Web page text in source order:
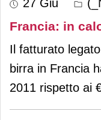
27 Giu
Francia: in
Il fatturato
birra in Francia
2011 rispetto ai